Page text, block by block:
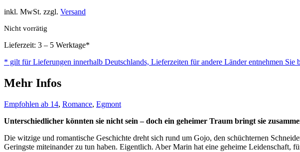
inkl. MwSt. zzgl. Versand
Nicht vorrätig
Lieferzeit: 3 – 5 Werktage*
* gilt für Lieferungen innerhalb Deutschlands, Lieferzeiten für andere Länder entnehmen Sie
Mehr Infos
Empfohlen ab 14, Romance, Egmont
Unterschiedlicher könnten sie nicht sein – doch ein geheimer Traum bringt sie
Die witzige und romantische Geschichte dreht sich rund um Gojo, den schüchternen
Geringste miteinander zu tun haben. Eigentlich. Aber Marin hat eine geheime Leidenschaft,